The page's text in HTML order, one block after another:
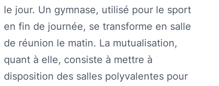
le jour. Un gymnase, utilisé pour le sport
en fin de journée, se transforme en salle
de réunion le matin. La mutualisation,
quant à elle, consiste à mettre à
disposition des salles polyvalentes pour